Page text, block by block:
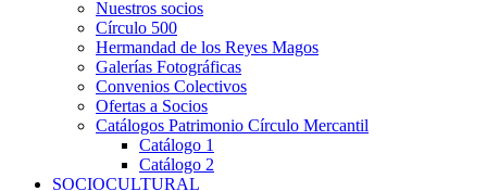
Nuestros socios
Círculo 500
Hermandad de los Reyes Magos
Galerías Fotográficas
Convenios Colectivos
Ofertas a Socios
Catálogos Patrimonio Círculo Mercantil
Catálogo 1
Catálogo 2
SOCIOCULTURAL